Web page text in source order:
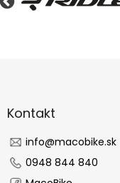
äKontakt
info@macobike.sk
0948 844 840